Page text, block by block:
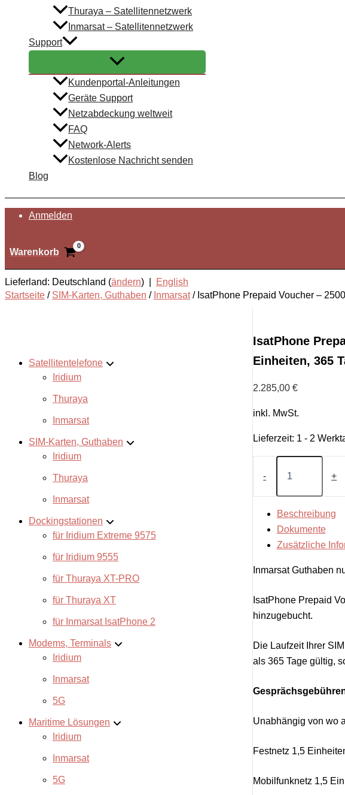
Thuraya – Satellitennetzwerk
Inmarsat – Satellitennetzwerk
Support
Kundenportal-Anleitungen
Geräte Support
Netzabdeckung weltweit
FAQ
Network-Alerts
Kostenlose Nachricht senden
Blog
Anmelden
Warenkorb
Lieferland: Deutschland (ändern) |
English
Startseite / SIM-Karten, Guthaben / Inmarsat/ IsatPhone Prepaid Voucher –
Satellitentelefone
Iridium
Thuraya
Inmarsat
SIM-Karten, Guthaben
Iridium
Thuraya
Inmarsat
Dockingstationen
für Iridium Extreme 9575
für Iridium 9555
für Thuraya XT-PRO
für Thuraya XT
für Inmarsat IsatPhone 2
Modems, Terminals
Iridium
Inmarsat
5G
Maritime Lösungen
Iridium
Inmarsat
5G
IsatPhone
Einheiten, 365
2.285,00 €
inkl. MwSt.
Lieferzeit: 1 - 2
-
IsatPhone
-
Einheiten,
Tage
+
Beschreibung
Dokumente
Zusätzliche
Inmarsat Guthaben
IsatPhone Prepaid
hinzugebucht.
Die Laufzeit Ihrer
als 365 Tage gültig,
Unabhängig von wo
Festnetz 1,5
Mobilfunknetz 1,5